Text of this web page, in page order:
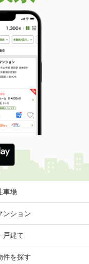
車場
ンション
戸建て
件を探す